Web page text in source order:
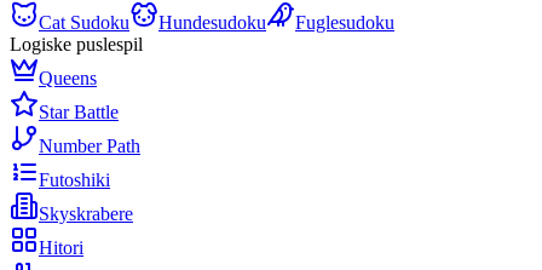
Cat Sudoku
Hundesudoku
Fuglesudoku
Logiske puslespil
Queens
Star Battle
Number Path
Futoshiki
Skyskrabere
Hitori